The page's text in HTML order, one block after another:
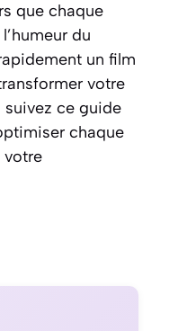
que chaque
du
un film
votre
suivez ce guide
chaque
votre